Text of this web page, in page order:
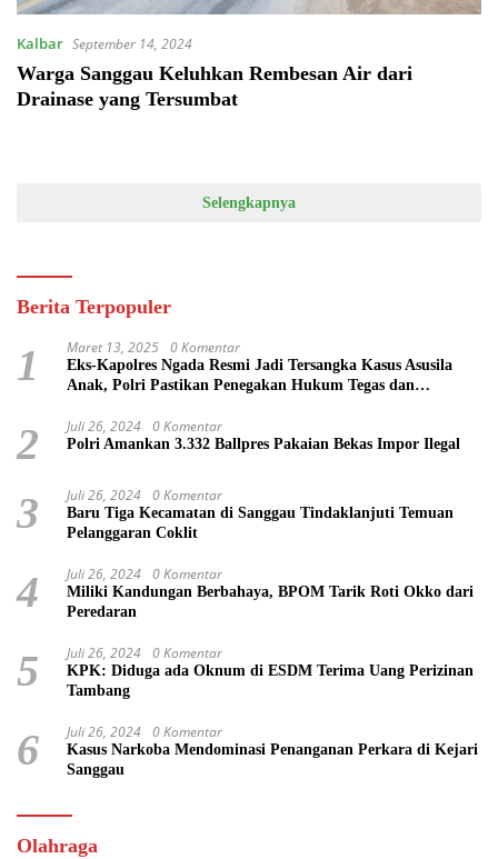
Kalbar September 14, 2024
Warga Sanggau Keluhkan Rembesan Air dari
Drainase yang Tersumbat
Selengkapnya
Berita Terpopuler
1 Maret 13, 2025 0 Komentar
Eks-Kapolres Ngada Resmi Jadi Tersangka Kasus Asusila
Anak, Polri Pastikan Penegakan Hukum Tegas dan
2 Juli 26, 2024 0 Komentar
Polri Amankan 3.332 Ballpres Pakaian Bekas Impor Ilegal
3 Juli 26, 2024 0 Komentar
Baru Tiga Kecamatan di Sanggau Tindaklanjuti Temuan
Pelanggaran Coklit
4 Juli 26, 2024 0 Komentar
Miliki Kandungan Berbahaya, BPOM Tarik Roti Okko dari
Peredaran
5 Juli 26, 2024 0 Komentar
KPK: Diduga ada Oknum di ESDM Terima Uang Perizinan
Tambang
6 Juli 26, 2024 0 Komentar
Kasus Narkoba Mendominasi Penanganan Perkara di Kejari
Sanggau
Olahraga